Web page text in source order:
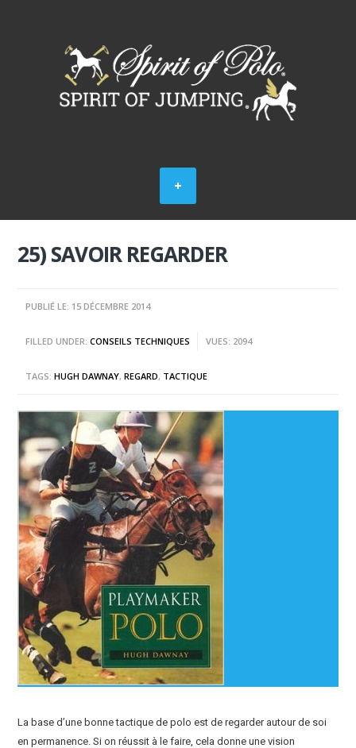
25) SAVOIR REGARDER
PUBLIÉ LE: 15 DÉCEMBRE 2014
FILLED UNDER:CONSEILS TECHNIQUES VUES: 2094
TAGS:HUGH DAWNAY,REGARD, TACTIQUE
La base d’une bonne tactique de polo est de regarder autour de soi
en permanence. Si on réussit à le faire, cela donne une vision